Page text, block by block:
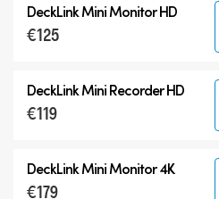
DeckLink Mini Monitor HD
€125
DeckLink Mini Recorder HD
€119
DeckLink Mini Monitor 4K
€179